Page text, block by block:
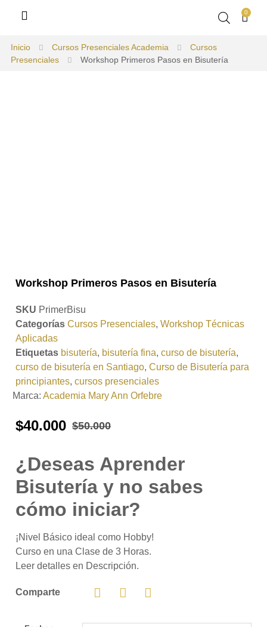
0
Inicio Cursos Presenciales Academia
Cursos
Presenciales
Workshop Primeros Pasos en Bisutería
Workshop Primeros Pasos en Bisutería
SKU PrimerBisu
Categorías Cursos Presenciales, Workshop Técnicas
Aplicadas
Etiquetas bisutería, bisutería fina, curso de bisutería,
curso de bisutería en Santiago, Curso de Bisutería para
principiantes, cursos presenciales
Marca: Academia Mary Ann Orfebre
$50.000
$40.000
¿Deseas Aprender
Bisutería y no sabes
cómo iniciar?
¡Nivel Básico ideal como Hobby!
Curso en una Clase de 3 Horas.
Leer detalles en Descripción.
Comparte